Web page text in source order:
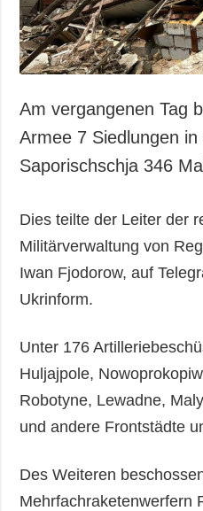
Sport
Kriminalität
Notstand und
ZUSÄTZLICH
Veröffentlichungen
Fotos
Video
Am vergangenen Tag
Armee 7 Siedlungen in
Saporischschja 346
Dies teilte der Leiter der
Militärverwaltung von
Iwan Fjodorow, auf
Ukrinform.
Unter 176
Huljajpole,
Robotyne, Lewadne,
und andere Frontstädte
Des Weiteren
Mehrfachraketenwerfern